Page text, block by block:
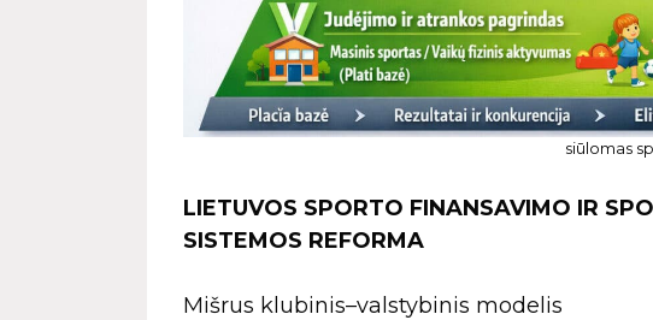
siūlomas
LIETUVOS SPORTO FINANSAVIMO IR
SISTEMOS REFORMA
Mišrus klubinis–valstybinis modelis